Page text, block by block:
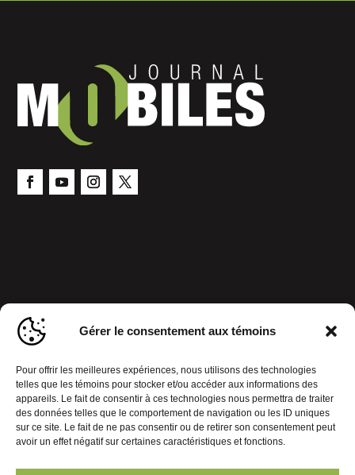
Gérer le consentement aux témoins
Pour offrir les meilleures expériences, nous utilisons des technologies
telles que les témoins pour stocker et/ou accéder aux informations des
appareils. Le fait de consentir à ces technologies nous permettra de traiter
des données telles que le comportement de navigation ou les ID uniques
sur ce site. Le fait de ne pas consentir ou de retirer son consentement peut
avoir un effet négatif sur certaines caractéristiques et fonctions.